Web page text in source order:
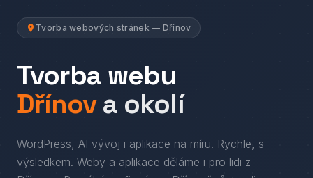
Tvorba webových stránek — Dřínov
Tvorba webu
Dřínova okolí
WordPress, AI vývoj i aplikace na míru. Rychle, s
výsledkem. Weby a aplikace děláme i pro lidi z